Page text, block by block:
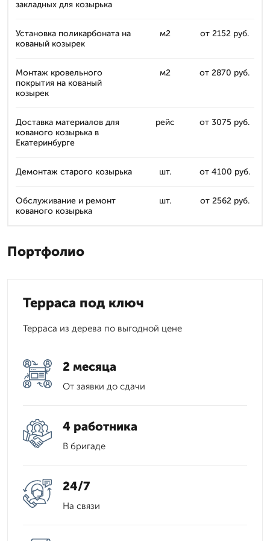
закладных для козырька
Установка поликарбоната на
кованый козырек
м2 от 2152 руб.
Монтаж кровельного
покрытия на кованый
козырек
м2 от 2870 руб.
Доставка материалов для
кованого козырька в
Екатеринбурге
рейс от 3075 руб.
Демонтаж старого козырька шт. от 4100 руб.
Обслуживание и ремонт
кованого козырька
шт. от 2562 руб.
Портфолио
Терраса под ключ
Терраса из дерева по выгодной цене
2 месяца
От заявки до сдачи
4 работника
В бригаде
24/7
На связи